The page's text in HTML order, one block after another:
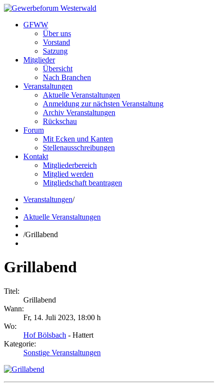
GFWW
Über uns
Vorstand
Satzung
Mitglieder
Übersicht
Nach Branchen
Veranstaltungen
Aktuelle Veranstaltungen
Anmeldung zur nächsten Veranstaltung
Archiv Veranstaltungen
Rückschau
Forum
Mit Ecken und Kanten
Stellenausschreibungen
Kontakt
Mitgliederbereich
Mitglied werden
Mitgliedschaft beantragen
Veranstaltungen/
Aktuelle Veranstaltungen
/Grillabend
Grillabend
Titel:
Grillabend
Wann:
Fr, 14. Juli 2023, 18:00 h
Wo:
Hof Bölsbach - Hattert
Kategorie:
Sonstige Veranstaltungen